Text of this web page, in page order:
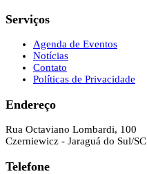
Serviços
Agenda de Eventos
Notícias
Contato
Políticas de Privacidade
Endereço
Rua Octaviano Lombardi, 100
Czerniewicz - Jaraguá do Sul/SC
Telefone